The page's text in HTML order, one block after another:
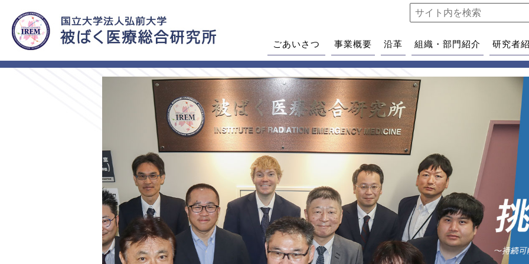
ごあいさつ 事業概要 沿革 組織・部門紹介 研究者